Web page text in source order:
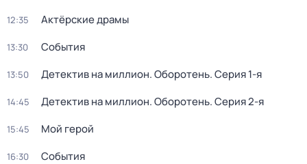
12:35 Актёрские драмы
13:30 События
13:50 Детектив на миллион. Оборотень. Серия 1-я
14:45 Детектив на миллион. Оборотень. Серия 2-я
15:45 Мой герой
16:30 События